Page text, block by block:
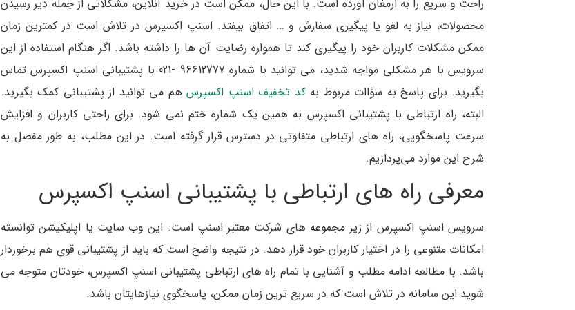
راحت و سریع را به ارمغان آورده است. با این حال، ممکن است در خرید آنلاین، مشکلاتی از جمله دیر رسیدن
محصولات، نیاز به لغو یا پیگیری سفارش و … اتفاق بیفتد. اسنپ اکسپرس در تلاش است در کمترین زمان
ممکن مشکلات کاربران خود را پیگیری کند تا همواره رضایت آن ها را داشته باشد. اگر هنگام استفاده از این
سرویس با هر مشکلی مواجه شدید، می توانید با شماره 96612777 -021 با پشتیبانی اسنپ اکسپرس تماس
بگیرید. برای پاسخ به سؤاات مربوط بهکد تخفیف اسنپ اکسپرسهم می توانید از پشتیبانی کمک بگیرید.
البته، راه ارتباطی با پشتیبانی اکسپرس به همین یک شماره ختم نمی شود. برای راحتی کاربران و افزایش
سرعت پاسخگویی، راه های ارتباطی متفاوتی در دسترس قرار گرفته است. در این مطلب، به طور مفصل به
شرح این موارد می‌پردازیم.
معرفی راه های ارتباطی با پشتیبانی اسنپ اکسپرس
سرویس اسنپ اکسپرس از زیر مجموعه های شرکت معتبر اسنپ است. این وب سایت یا اپلیکیشن توانسته
امکانات متنوعی را در اختیار کاربران خود قرار دهد. در نتیجه واضح است که باید از پشتیبانی قوی هم برخوردار
باشد. با مطالعه ادامه مطلب و آشنایی با تمام راه های ارتباطی پشتیبانی اسنپ اکسپرس، خودتان متوجه می
شوید این سامانه در تلاش است که در سریع ترین زمان ممکن، پاسخگوی نیازهایتان باشد.